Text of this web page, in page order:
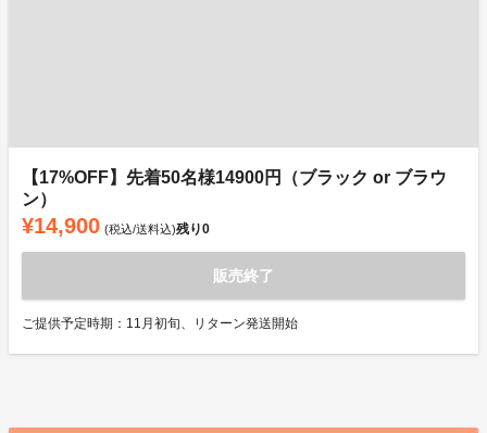
【17%OFF】先着50名様14900円（ブラック or ブラウ
ン）
¥14,900 (税込/送料込)残り0
販売終了
ご提供予定時期：11月初旬、リターン発送開始